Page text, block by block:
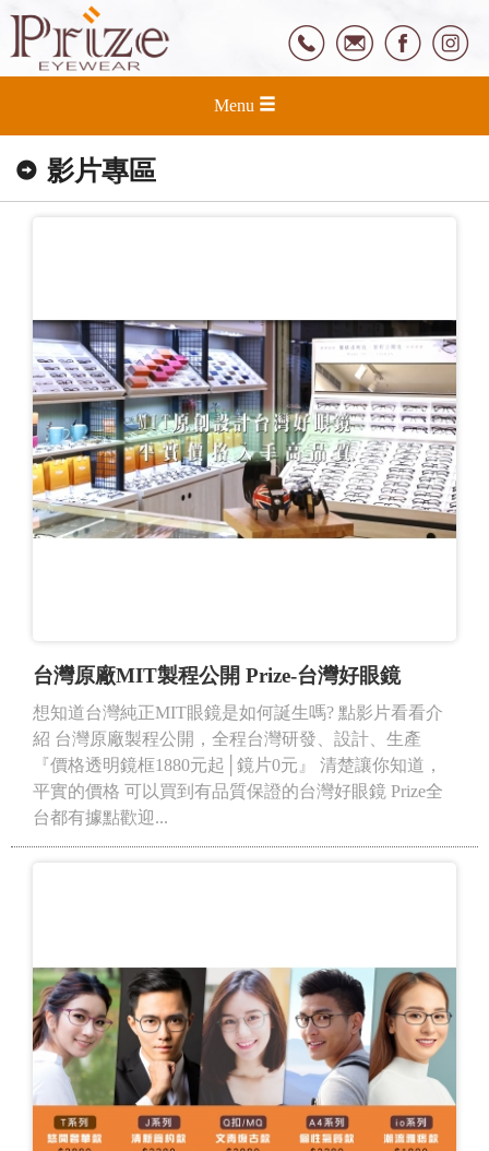
Menu
影片專區
台灣原廠MIT製程公開 Prize-台灣好眼鏡
想知道台灣純正MIT眼鏡是如何誕生嗎? 點影片看看介
紹 台灣原廠製程公開，全程台灣研發、設計、生產
『價格透明鏡框1880元起│鏡片0元』 清楚讓你知道，
平實的價格 可以買到有品質保證的台灣好眼鏡 Prize全
台都有據點歡迎...